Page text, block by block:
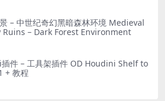
– 中世纪奇幻黑暗森林环境 Medieval
Ruins – Dark Forest Environment
件 – 工具架插件 OD Houdini Shelf to
+ 教程